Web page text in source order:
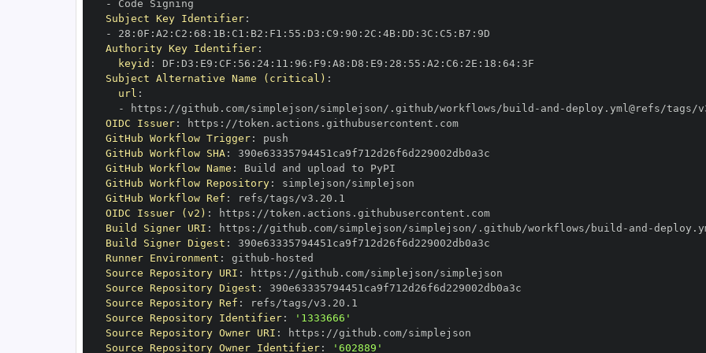
-
Subject Key Identifier:
-
28 : 0F : A2 : C2 : 68 : 1B: C1 : B2 : F1 : 55 : D3 : C9 : 90 : 2C : 4B: DD : 3C : C5 : B7 :
Authority Key Identifier:
keyid : DF : D3 : E9 : CF : 56 : 24: 11 : 96 : F9 : A8 : D8 : E9 : 28 : 55 : A2 : C6 : 2E : 18 : 64:
Subject Alternative Name (critical) :
url :
-
https : //github.com/simplejson/simplejson/.github/workflows/build - and -
OIDC Issuer: https :
//token.actions.githubusercontent.com
GitHub Workflow Trigger:
GitHub Workflow SHA:
GitHub Workflow Name :
GitHub Workflow Repository:
GitHub Workflow Ref :
OIDC Issuer (v2) : https :
//token.actions.githubusercontent.com
Build Signer URI : https : //github.com/simplejson/simplejson/.github/workflows/build - and -
Build Signer Digest :
Runner Environment : github -
Source Repository URI : https :
Source Repository Digest :
Source Repository Ref :
Source Repository Identifier:
'1333666'
Source Repository Owner URI : https :
Source Repository Owner Identifier: '602889'